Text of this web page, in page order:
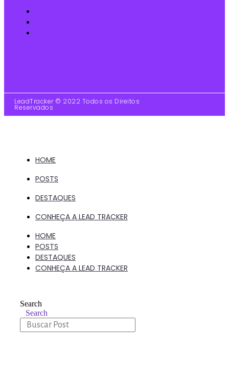
LeadTracker © 2022 Todos os Direitos
Reservados
HOME
POSTS
DESTAQUES
CONHEÇA A LEAD TRACKER
HOME
POSTS
DESTAQUES
CONHEÇA A LEAD TRACKER
Search
Search